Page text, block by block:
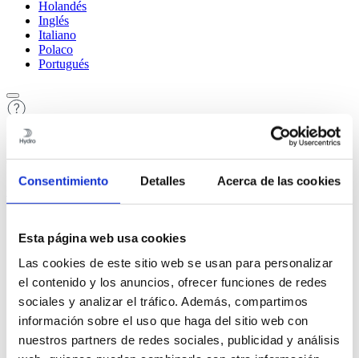
Consentimiento Detalles Acerca de las cookies
Esta página web usa cookies
Las cookies de este sitio web se usan para personalizar
el contenido y los anuncios, ofrecer funciones de redes
sociales y analizar el tráfico. Además, compartimos
información sobre el uso que haga del sitio web con
nuestros partners de redes sociales, publicidad y análisis
Holandés
Inglés
Italiano
Polaco
Portugués
2 Aluminio – el metal sostenible
4Principios de extrusión
5Cómo elegir la aleación más adecuada
6 Gama de perfiles de Hydro
7Consejos generales sobre diseño
8Banco de ideas – uniones mecánicas
9Cohesionado adhesivo y unión por pegado
Soldadura por fusión